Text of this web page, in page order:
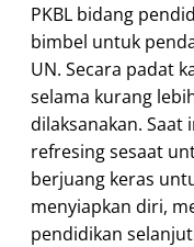
PKBL bidang
bimbel untuk
UN. Secara padat
selama kurang
dilaksanakan. Saat
refresing sesaat
berjuang keras
menyiapkan diri,
pendidikan